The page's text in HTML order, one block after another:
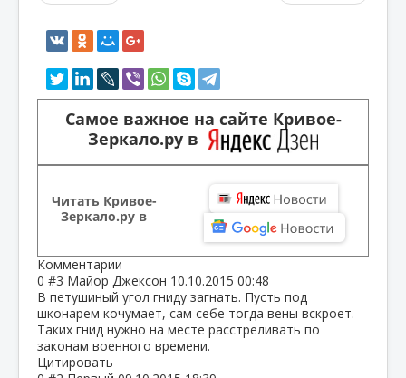
Самое важное на сайте Кривое-
Зеркало.ру в
Читать Кривое-
Зеркало.ру в
Комментарии
0 #3 Майор Джексон 10.10.2015 00:48
В петушиный угол гниду загнать. Пусть под
шконарем кочумает, сам себе тогда вены вскроет.
Таких гнид нужно на месте расстреливать по
законам военного времени.
Цитировать